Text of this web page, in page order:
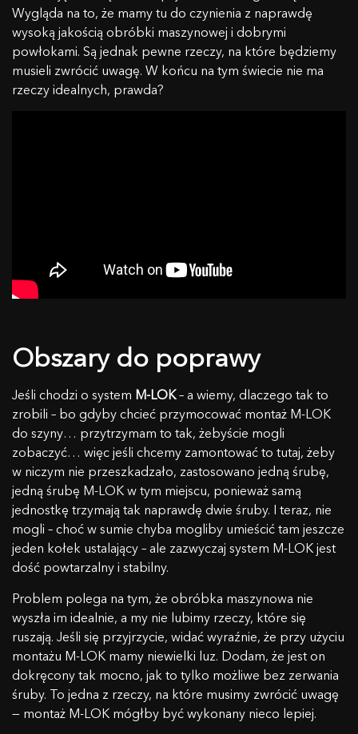
Wygląda na to, że mamy tu do czynienia z naprawdę
wysoką jakością obróbki maszynowej i dobrymi
powłokami. Są jednak pewne rzeczy, na które będziemy
musieli zwrócić uwagę. W końcu na tym świecie nie ma
rzeczy idealnych, prawda?
Obszary do poprawy
Jeśli chodzi o system M-LOK– a wiemy, dlaczego tak to
zrobili – bo gdyby chcieć przymocować montaż M-LOK
do szyny… przytrzymam to tak, żebyście mogli
zobaczyć… więc jeśli chcemy zamontować to tutaj, żeby
w niczym nie przeszkadzało, zastosowano jedną śrubę,
jedną śrubę M-LOK w tym miejscu, ponieważ samą
jednostkę trzymają tak naprawdę dwie śruby. I teraz, nie
mogli – choć w sumie chyba mogliby umieścić tam jeszcze
jeden kołek ustalający – ale zazwyczaj system M-LOK jest
dość powtarzalny i stabilny.
Problem polega na tym, że obróbka maszynowa nie
wyszła im idealnie, a my nie lubimy rzeczy, które się
ruszają. Jeśli się przyjrzycie, widać wyraźnie, że przy użyciu
montażu M-LOK mamy niewielki luz. Dodam, że jest on
dokręcony tak mocno, jak to tylko możliwe bez zerwania
śruby. To jedna z rzeczy, na które musimy zwrócić uwagę
— montaż M-LOK mógłby być wykonany nieco lepiej.